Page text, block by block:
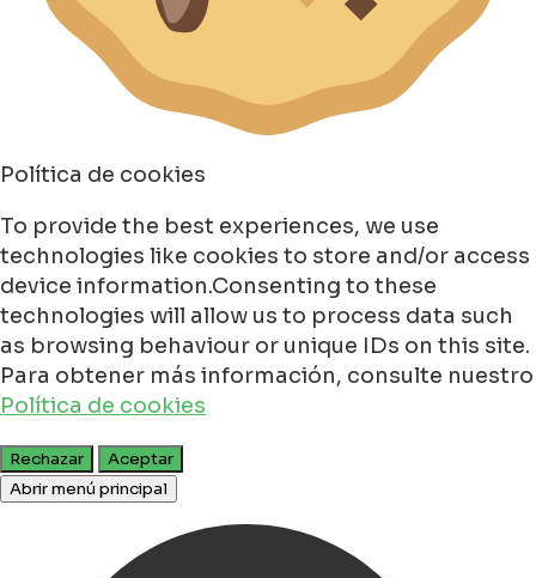
Política de cookies
To provide the best experiences, we use
technologies like cookies to store and/or access
device information.Consenting to these
technologies will allow us to process data such
as browsing behaviour or unique IDs on this site.
Para obtener más información, consulte nuestro
Política de cookies
Rechazar
Aceptar
Abrir menú principal